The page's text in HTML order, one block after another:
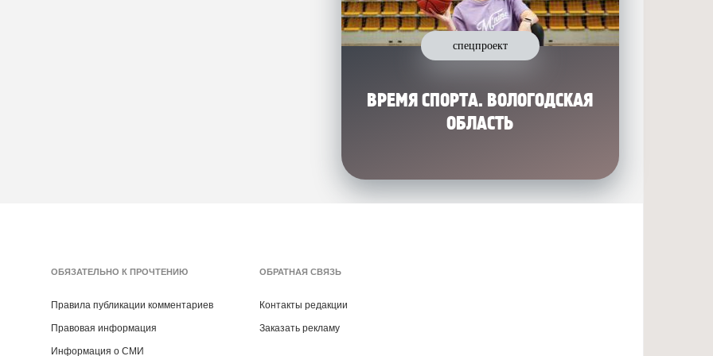
спецпроект
ВРЕМЯ СПОРТА. ВОЛОГОДСКАЯ
ОБЛАСТЬ
ОБЯЗАТЕЛЬНО К ПРОЧТЕНИЮ
Правила публикации комментариев
Правовая информация
Информация о СМИ
ОБРАТНАЯ СВЯЗЬ
Контакты редакции
Заказать рекламу